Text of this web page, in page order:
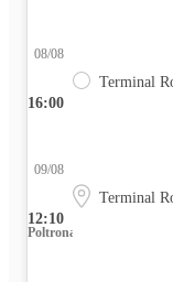
16:00
08/08
Terminal
12:10
09/08
Terminal
Poltrona